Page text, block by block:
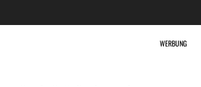
WERBUNG